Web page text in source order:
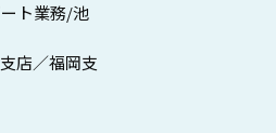
ト業務/池
店／福岡支